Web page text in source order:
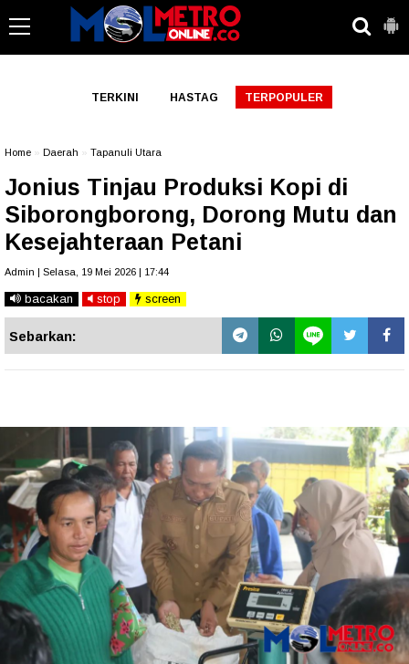
TERKINI HASTAG TERPOPULER
Home Daerah Tapanuli Utara
Jonius Tinjau Produksi Kopi di
Siborongborong, Dorong Mutu dan
Kesejahteraan Petani
Admin | Selasa, 19 Mei 2026 | 17:44
bacakan stop screen
Sebarkan: